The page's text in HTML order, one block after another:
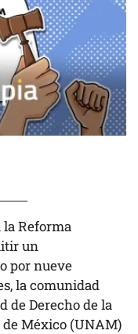
Reforma
un
por nueve
la comunidad
de Derecho de la
México (UNAM)